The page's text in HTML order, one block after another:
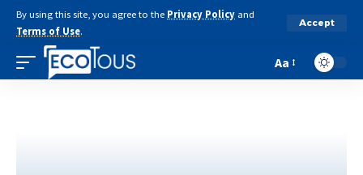
By using this site, you agree to the Privacy Policy and
Terms of Use.
Accept
Aa